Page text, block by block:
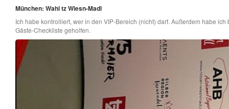
München: Wahl tz Wiesn-Madl
Ich habe kontrolliert, wer in den VIP-Bereich (nicht) darf. Außerdem habe
Gäste-Checkliste geholfen.